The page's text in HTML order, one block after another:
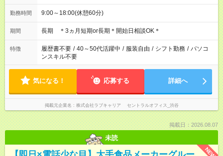
勤務時間 9:00～18:00(休憩60分)
期間 長期 ＊3ヵ月短期or長期＊開始日相談OK＊
特徴 履歴書不要 / 40～50代活躍中 / 服装自由 / シフト勤務 / パソコ
ンスキル不要
気になる！ 応募する 詳細へ
掲載元企業名 株式会社ラブキャリア セントラルオフィス_渋谷
掲載日：2026.08.07
未読
NEW